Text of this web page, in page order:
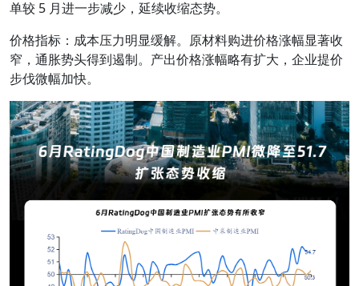
单较 5 月进一步减少，延续收缩态势。
价格指标：成本压力明显缓解。原材料购进价格涨幅显著收
窄，通胀势头得到遏制。产出价格涨幅略有扩大，企业提价
步伐微幅加快。